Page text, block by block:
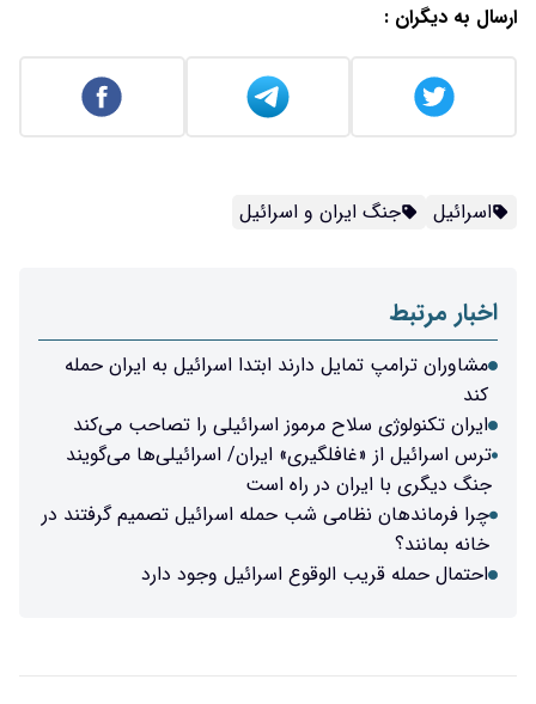
ارسال به دیگران :
اسرائیل جنگ ایران و اسرائیل
اخبار مرتبط
مشاوران ترامپ تمایل دارند ابتدا اسرائیل به ایران حمله
کند
ایران تکنولوژی سلاح مرموز اسرائیلی را تصاحب می‌کند
ترس اسرائیل از «غافلگیری» ایران/ اسرائیلی‌ها می‌گویند
جنگ دیگری با ایران در راه است
چرا فرماندهان نظامی شب حمله اسرائیل تصمیم گرفتند در
خانه بمانند؟
احتمال حمله قریب الوقوع اسرائیل وجود دارد